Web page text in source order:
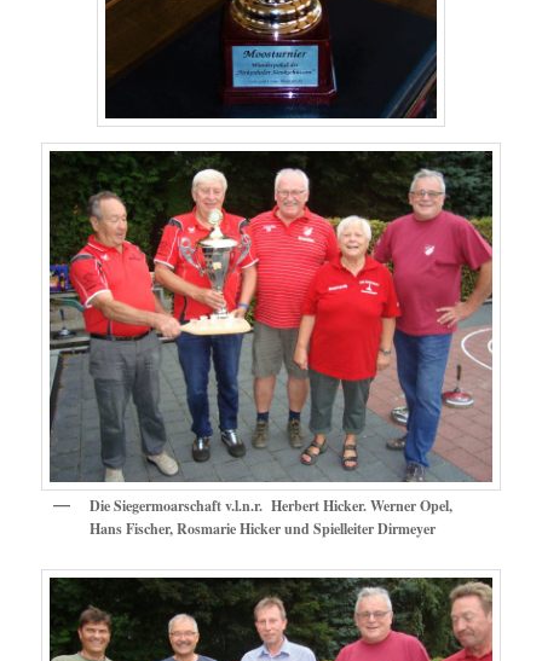
Die Siegermoarschaft v.l.n.r. Herbert Hicker. Werner Opel,
Hans Fischer, Rosmarie Hicker und Spielleiter Dirmeyer